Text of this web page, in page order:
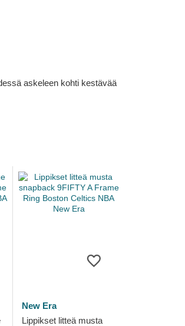
askeleen kohti kestävää
New Era
Lippikset litteä musta